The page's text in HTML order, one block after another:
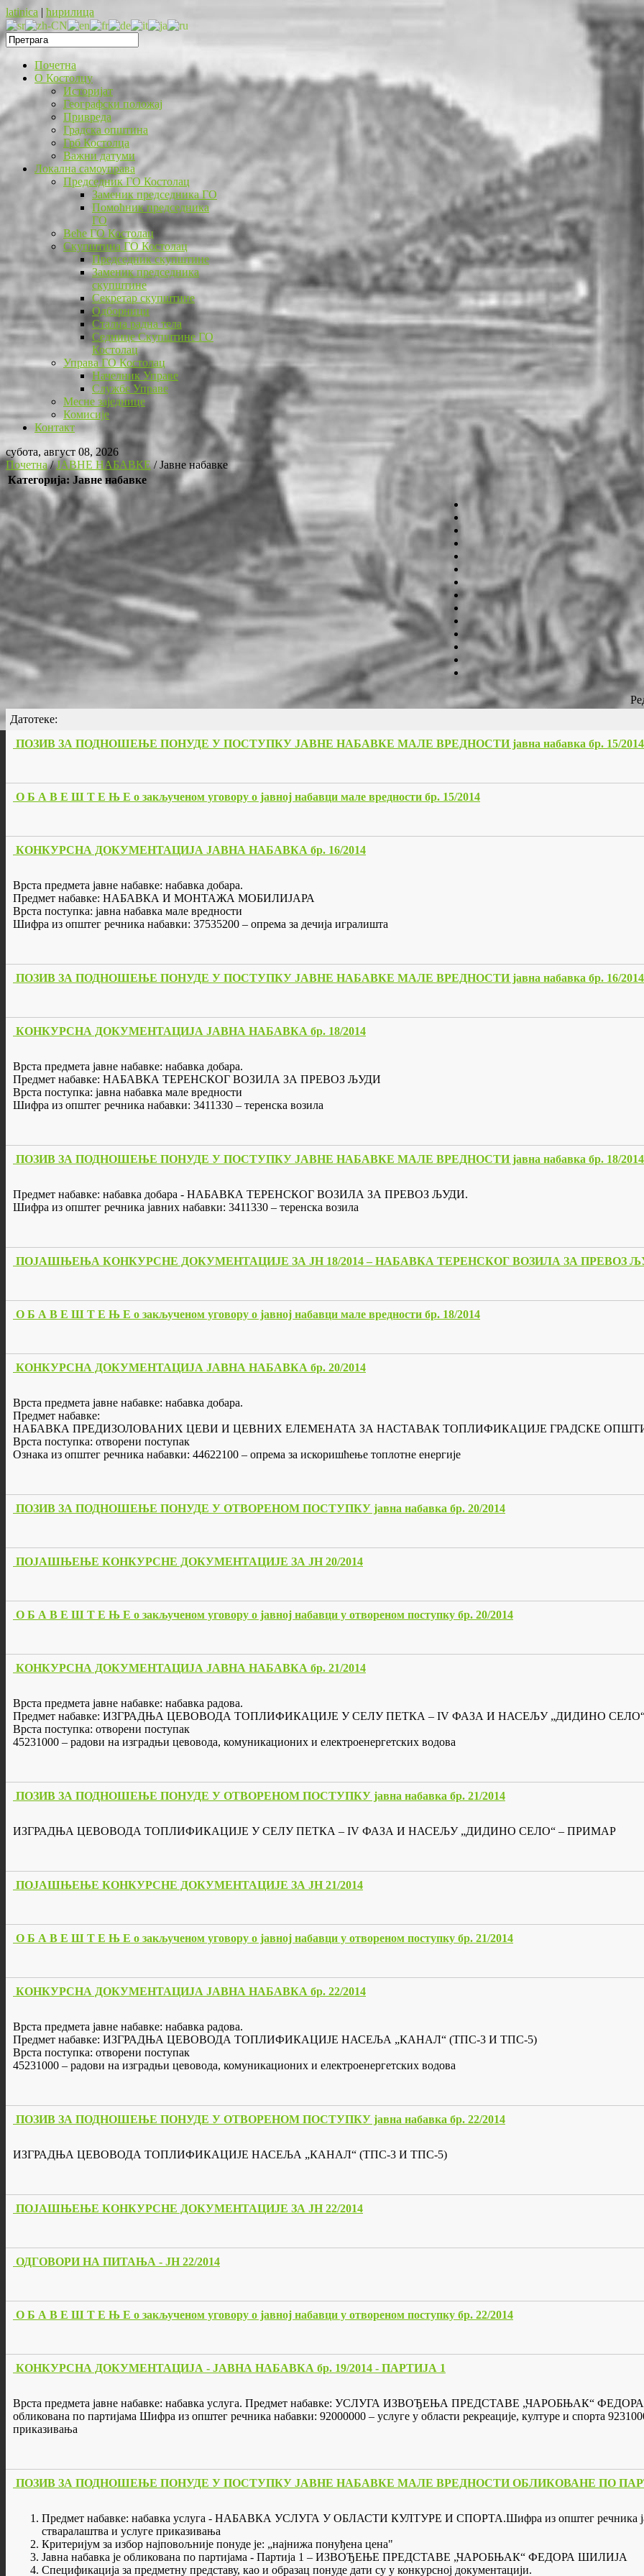
latinica | ћирилица
Почетна
O Костолцу
Историјат
Географски положај
Привреда
Градска општина
Грб Костолца
Важни датуми
Локална самоуправа
Председник ГО Костолац
Заменик председника ГО
Помоћник председника
ГО
Веће ГО Костолац
Скупштина ГО Костолац
Председник скупштине
Заменик председника
скупштине
Секретар скупштине
Одборници
Стална радна тела
Седнице Скупштине ГО
Костолац
Управа ГО Костолац
Начелник Управе
Службе Управе
Месне заједнице
Комисије
Контакт
субота, август 08, 2026
Почетна/ЈАВНЕ НАБАВКЕ/Јавне набавке
Категорија: Јавне набавке
Датотеке:
ПОЗИВ ЗА ПОДНОШЕЊЕ ПОНУДЕ У ПОСТУПКУ ЈАВНЕ НАБАВКЕ МАЛЕ ВРЕДНОСТИ јавна набавка бр. 15/2014
О Б А В Е Ш Т Е Њ Е о закљученом уговору о јавној набавци мале вредности бр. 15/2014
КОНКУРСНА ДОКУМЕНТАЦИЈА ЈАВНА НАБАВКА бр. 16/2014
Врста предмета јавне набавке: набавка добара.
Предмет набавке: НАБАВКА И МОНТАЖА МОБИЛИЈАРА
Врста поступка: јавна набавка мале вредности
Шифра из општег речника набавки: 37535200 – опрема за дечија игралишта
ПОЗИВ ЗА ПОДНОШЕЊЕ ПОНУДЕ У ПОСТУПКУ ЈАВНЕ НАБАВКЕ МАЛЕ ВРЕДНОСТИ јавна набавка бр. 16/2014
КОНКУРСНА ДОКУМЕНТАЦИЈА ЈАВНА НАБАВКА бр. 18/2014
Врста предмета јавне набавке: набавка добара.
Предмет набавке: НАБАВКА ТЕРЕНСКОГ ВОЗИЛА ЗА ПРЕВОЗ ЉУДИ
Врста поступка: јавна набавка мале вредности
Шифра из општег речника набавки: 3411330 – теренска возила
ПОЗИВ ЗА ПОДНОШЕЊЕ ПОНУДЕ У ПОСТУПКУ ЈАВНЕ НАБАВКЕ МАЛЕ ВРЕДНОСТИ јавна набавка бр. 18/2014
Предмет набавке: набавка добара - НАБАВКА ТЕРЕНСКОГ ВОЗИЛА ЗА ПРЕВОЗ ЉУДИ.
Шифра из општег речника јавних набавки: 3411330 – теренска возила
ПОЈАШЊЕЊА КОНКУРСНЕ ДОКУМЕНТАЦИЈЕ ЗА ЈН 18/2014 – НАБАВКА ТЕРЕНСКОГ ВОЗИЛА ЗА ПРЕВОЗ
О Б А В Е Ш Т Е Њ Е о закљученом уговору о јавној набавци мале вредности бр. 18/2014
КОНКУРСНА ДОКУМЕНТАЦИЈА ЈАВНА НАБАВКА бр. 20/2014
Врста предмета јавне набавке: набавка добарa.
Предмет набавке:
НАБАВКА ПРЕДИЗОЛОВАНИХ ЦЕВИ И ЦЕВНИХ ЕЛЕМЕНАТА ЗА НАСТАВАК ТОПЛИФИКАЦИЈЕ ГРАДСКЕ
Врста поступка: отворени поступак
Ознака из општег речника набавки: 44622100 – опрема за искоришћење топлотне енергије
ПОЗИВ ЗА ПОДНОШЕЊЕ ПОНУДЕ У ОТВОРЕНОМ ПОСТУПКУ јавна набавка бр. 20/2014
ПОЈАШЊЕЊЕ КОНКУРСНЕ ДОКУМЕНТАЦИЈЕ ЗА ЈН 20/2014
О Б А В Е Ш Т Е Њ Е о закљученом уговору о јавној набавци у отвореном поступку бр. 20/2014
КОНКУРСНА ДОКУМЕНТАЦИЈА ЈАВНА НАБАВКА бр. 21/2014
Врста предмета јавне набавке: набавка радова.
Предмет набавке: ИЗГРАДЊА ЦЕВОВОДА ТОПЛИФИКАЦИЈЕ У СЕЛУ ПЕТКА – IV ФАЗА И НАСЕЉУ „ДИДИНО
Врста поступка: отворени поступак
45231000 – радови на изградњи цевовода, комуникационих и електроенергетских водова
ПОЗИВ ЗА ПОДНОШЕЊЕ ПОНУДЕ У ОТВОРЕНОМ ПОСТУПКУ јавна набавка бр. 21/2014
ИЗГРАДЊА ЦЕВОВОДА ТОПЛИФИКАЦИЈЕ У СЕЛУ ПЕТКА – IV ФАЗА И НАСЕЉУ „ДИДИНО СЕЛО“ – ПРИМАР
ПОЈАШЊЕЊЕ КОНКУРСНЕ ДОКУМЕНТАЦИЈЕ ЗА ЈН 21/2014
О Б А В Е Ш Т Е Њ Е о закљученом уговору о јавној набавци у отвореном поступку бр. 21/2014
КОНКУРСНА ДОКУМЕНТАЦИЈА ЈАВНА НАБАВКА бр. 22/2014
Врста предмета јавне набавке: набавка радова.
Предмет набавке: ИЗГРАДЊА ЦЕВОВОДА ТОПЛИФИКАЦИЈЕ НАСЕЉА „КАНАЛ“ (ТПС-3 И ТПС-5)
Врста поступка: отворени поступак
45231000 – радови на изградњи цевовода, комуникационих и електроенергетских водова
ПОЗИВ ЗА ПОДНОШЕЊЕ ПОНУДЕ У ОТВОРЕНОМ ПОСТУПКУ јавна набавка бр. 22/2014
ИЗГРАДЊА ЦЕВОВОДА ТОПЛИФИКАЦИЈЕ НАСЕЉА „КАНАЛ“ (ТПС-3 И ТПС-5)
ПОЈАШЊЕЊЕ КОНКУРСНЕ ДОКУМЕНТАЦИЈЕ ЗА ЈН 22/2014
ОДГОВОРИ НА ПИТАЊА - ЈН 22/2014
О Б А В Е Ш Т Е Њ Е о закљученом уговору о јавној набавци у отвореном поступку бр. 22/2014
КОНКУРСНА ДОКУМЕНТАЦИЈА - ЈАВНА НАБАВКА бр. 19/2014 - ПАРТИЈА 1
Врста предмета јавне набавке: набавка услуга. Предмет набавке: УСЛУГА ИЗВОЂЕЊА ПРЕДСТАВЕ „ЧАРОБЊАК“ ФЕДОРА
обликована по партијама Шифра из општег речника набавки: 92000000 – услуге у области рекреације, културе и спорта
приказивања
ПОЗИВ ЗА ПОДНОШЕЊЕ ПОНУДЕ У ПОСТУПКУ ЈАВНЕ НАБАВКЕ МАЛЕ ВРЕДНОСТИ ОБЛИКОВАНЕ ПО
Предмет набавке: набавка услуга - НАБАВКА УСЛУГА У ОБЛАСТИ КУЛТУРЕ И СПОРТА.Шифра из општег речника
стваралаштва и услуге приказивања
Критеријум за избор најповољније понуде је: „најнижа понуђена цена"
Јавна набавка је обликована по партијама - Партија 1 – ИЗВОЂЕЊЕ ПРЕДСТАВЕ „ЧАРОБЊАК“ ФЕДОРА ШИЛИЈА
Спецификација за предметну представу, као и образац понуде дати су у конкурсној документацији.